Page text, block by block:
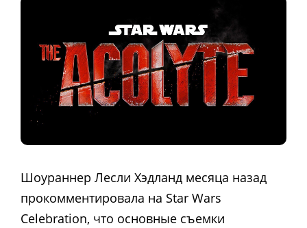
Шоураннер Лесли Хэдланд месяца назад
прокомментировала на Star Wars
Celebration, что основные съемки